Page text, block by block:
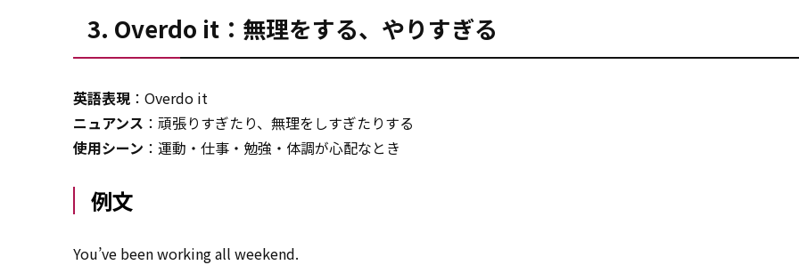
3. Overdo it：無理をする、やりすぎる
英語表現 ：Overdo it
ニュアンス ：頑張りすぎたり、無理をしすぎたりする
使用シーン ：運動・仕事・勉強・体調が心配なとき
例文
You’ve been working all weekend.